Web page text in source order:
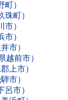
）
町）
）
）
市）
越前市）
上市）
市）
市）